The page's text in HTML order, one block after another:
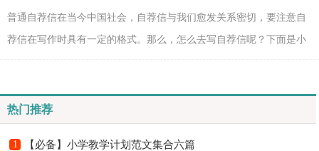
普通自荐信在当今中国社会，自荐信与我们愈发关系密切，要注意自
荐信在写作时具有一定的格式。那么，怎么去写自荐信呢？下面是小
热门推荐
1 【必备】小学教学计划范文集合六篇